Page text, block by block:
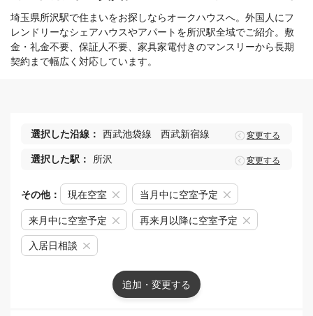
埼玉県所沢駅で住まいをお探しならオークハウスへ。外国人にフ
レンドリーなシェアハウスやアパートを所沢駅全域でご紹介。敷
金・礼金不要、保証人不要、家具家電付きのマンスリーから長期
契約まで幅広く対応しています。
選択した沿線： 西武池袋線 西武新宿線 変更する
選択した駅： 所沢 変更する
その他： 現在空室 当月中に空室予定
来月中に空室予定 再来月以降に空室予定
入居日相談
追加・変更する